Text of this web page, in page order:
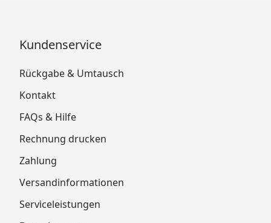
Kundenservice
Rückgabe & Umtausch
Kontakt
FAQs & Hilfe
Rechnung drucken
Zahlung
Versandinformationen
Serviceleistungen